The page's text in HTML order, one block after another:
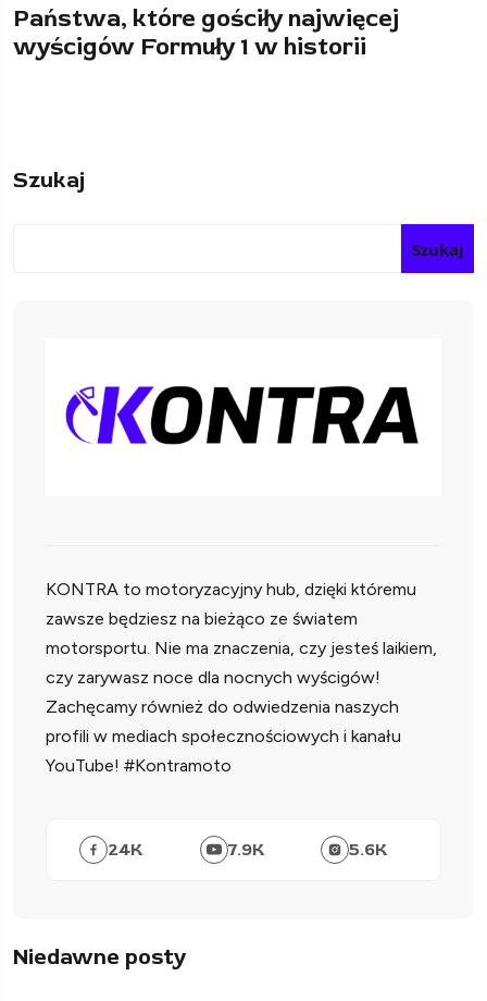
Państwa, które gościły najwięcej
wyścigów Formuły 1 w historii
Szukaj
Szukaj
KONTRA to motoryzacyjny hub, dzięki któremu
zawsze będziesz na bieżąco ze światem
motorsportu. Nie ma znaczenia, czy jesteś laikiem,
czy zarywasz noce dla nocnych wyścigów!
Zachęcamy również do odwiedzenia naszych
profili w mediach społecznościowych i kanału
YouTube! #Kontramoto
24K 7.9K 5.6K
Niedawne posty